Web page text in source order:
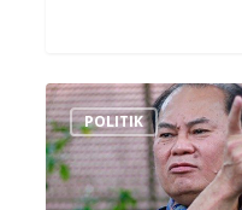
DAP
Kata
Pertahankan
Raja,
POLITIK